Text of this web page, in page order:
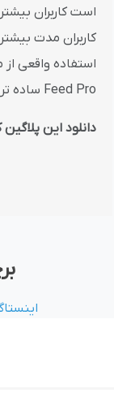
است کاربران
کاربران مدت
Feed Pro ساده ترین افزونه برای دستیابی به این هدف است.
دانلود این